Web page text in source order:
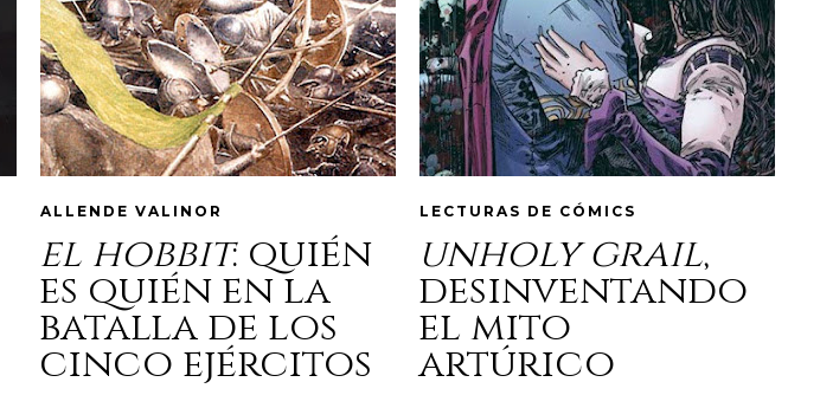
ALLENDE VALINOR
el hobbit: quién
es quién en la
batalla de los
cinco ejércitos
LECTURAS DE CÓMICS
unholy grail,
desinventando
el mito
artúrico